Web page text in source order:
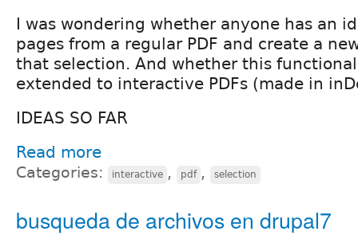
I was wondering whether anyone has an
pages from a regular PDF and create a
that selection. And whether this
extended to interactive PDFs (made in
IDEAS SO FAR
Read more
Categories: interactive , pdf , selection
busqueda de archivos en drupal7